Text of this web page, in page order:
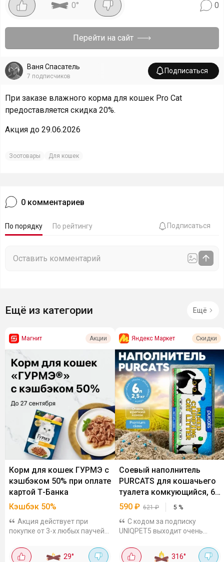
0° 0
Перейти на сайт
Ваня Спасатель
7 подписчиков
Подписаться
При заказе влажного корма для кошек Pro Cat
предоставляется скидка 20%.
Акция до 29.06.2026
Зоотовары Для кошек
0 комментариев
По порядку По рейтингу Подписаться
Ещё из категории Ещё
Магнит Акции
Корм для кошек ГУРМЭ с
кэшбэком 50% при оплате
картой Т-Банка
Кэшбэк 50%
Акция действует при
покупке от 3-х любых паучей
онлайн магазинах, кроме
Wildberries. Максимум вернут
29°
Яндекс Маркет Скидки
Соевый наполнитель
PURCATS для кошачьего
туалета комкующийся, 6
л
590 ₽ 621₽ 5 %
С кодом за подписку
UNIQPET5 выходит очень
площадках от тысячи стоит к
примеру, WBНатуральный
316°